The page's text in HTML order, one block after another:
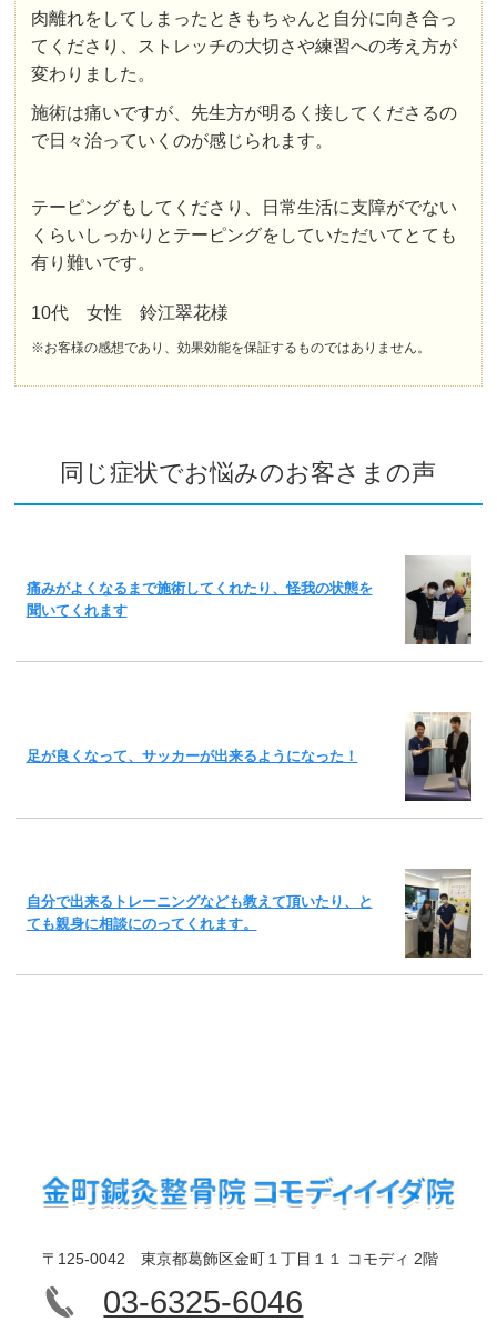
肉離れをしてしまったときもちゃんと自分に向き合っ
てくださり、ストレッチの大切さや練習への考え方が
変わりました。
施術は痛いですが、先生方が明るく接してくださるの
で日々治っていくのが感じられます。
テーピングもしてくださり、日常生活に支障がでない
くらいしっかりとテーピングをしていただいてとても
有り難いです。
10代 女性 鈴江翠花様
※お客様の感想であり、効果効能を保証するものではありません。
同じ症状でお悩みのお客さまの声
痛みがよくなるまで施術してくれたり、怪我の状態を
聞いてくれます
足が良くなって、サッカーが出来るようになった！
自分で出来るトレーニングなども教えて頂いたり、と
ても親身に相談にのってくれます。
〒125-0042 東京都葛飾区金町１丁目１１ コモディ 2階
03-6325-6046